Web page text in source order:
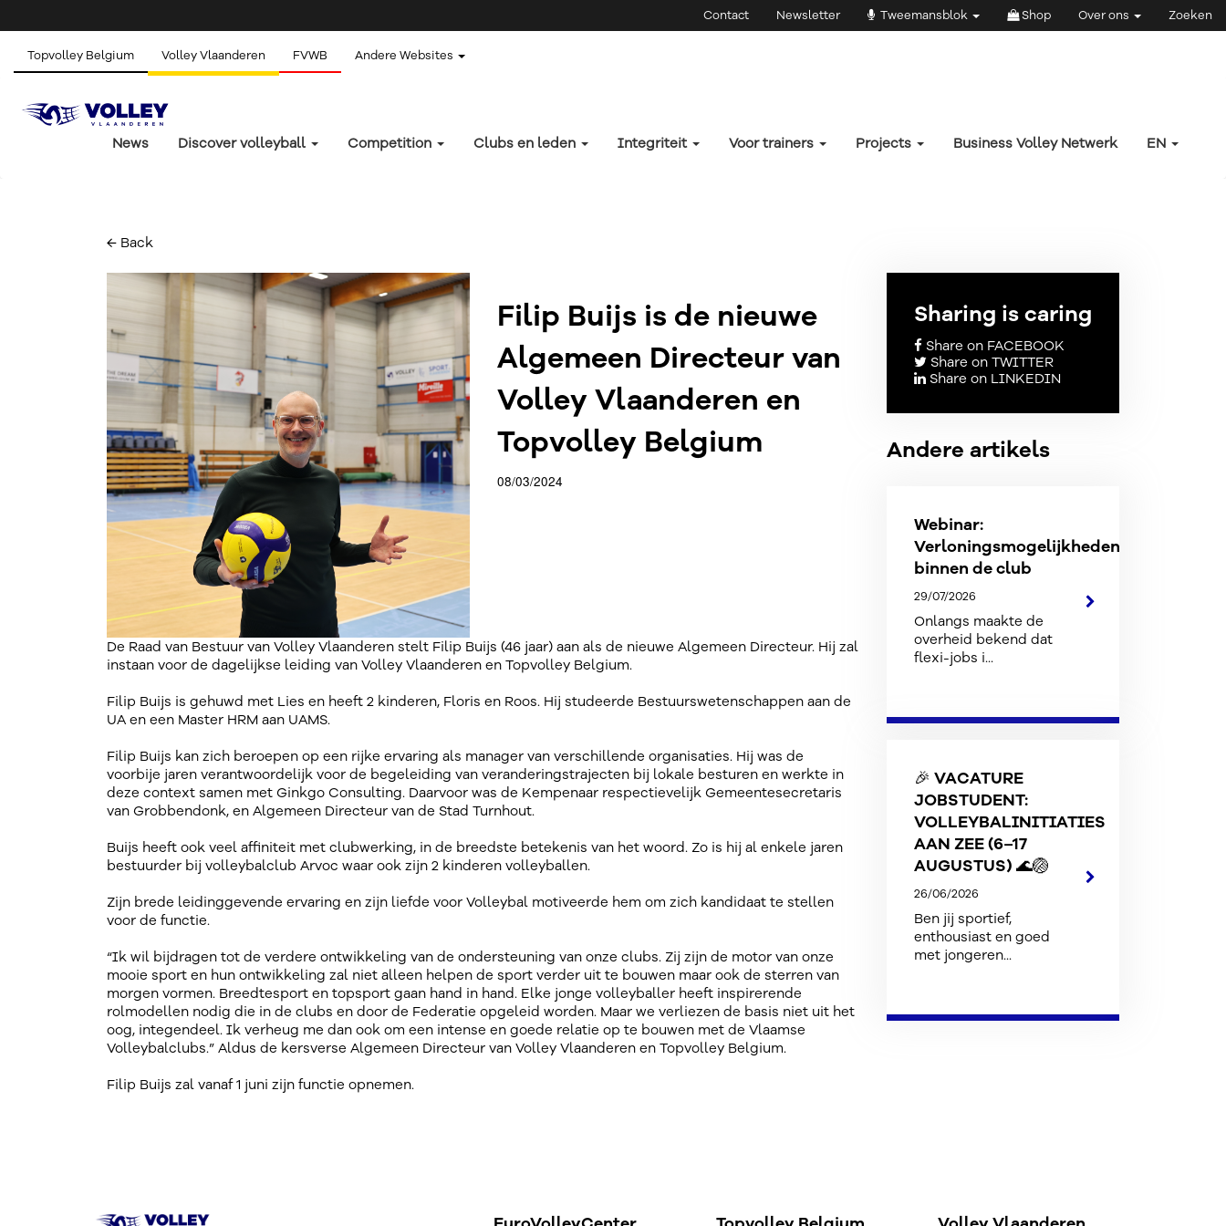
Contact Newsletter Tweemansblok Shop Over ons Zoeken
Topvolley Belgium Volley Vlaanderen FVWB Andere Websites
News Discover volleyball Competition Clubs en leden Integriteit Voor trainers Projects Business Volley Netwerk EN
← Back
Filip Buijs is de nieuwe
Algemeen Directeur van
Volley Vlaanderen en
Topvolley Belgium
08/03/2024
De Raad van Bestuur van Volley Vlaanderen stelt Filip Buijs (46 jaar) aan als de nieuwe Algemeen Directeur. Hij zal
instaan voor de dagelijkse leiding van Volley Vlaanderen en Topvolley Belgium.
Filip Buijs is gehuwd met Lies en heeft 2 kinderen, Floris en Roos. Hij studeerde Bestuurswetenschappen aan de
UA en een Master HRM aan UAMS.
Filip Buijs kan zich beroepen op een rijke ervaring als manager van verschillende organisaties. Hij was de
voorbije jaren verantwoordelijk voor de begeleiding van veranderingstrajecten bij lokale besturen en werkte in
deze context samen met Ginkgo Consulting. Daarvoor was de Kempenaar respectievelijk Gemeentesecretaris
van Grobbendonk, en Algemeen Directeur van de Stad Turnhout.
Buijs heeft ook veel affiniteit met clubwerking, in de breedste betekenis van het woord. Zo is hij al enkele jaren
bestuurder bij volleybalclub Arvoc waar ook zijn 2 kinderen volleyballen.
Zijn brede leidinggevende ervaring en zijn liefde voor Volleybal motiveerde hem om zich kandidaat te stellen
voor de functie.
“Ik wil bijdragen tot de verdere ontwikkeling van de ondersteuning van onze clubs. Zij zijn de motor van onze
mooie sport en hun ontwikkeling zal niet alleen helpen de sport verder uit te bouwen maar ook de sterren van
morgen vormen. Breedtesport en topsport gaan hand in hand. Elke jonge volleyballer heeft inspirerende
rolmodellen nodig die in de clubs en door de Federatie opgeleid worden. Maar we verliezen de basis niet uit het
oog, integendeel. Ik verheug me dan ook om een intense en goede relatie op te bouwen met de Vlaamse
Volleybalclubs.” Aldus de kersverse Algemeen Directeur van Volley Vlaanderen en Topvolley Belgium.
Filip Buijs zal vanaf 1 juni zijn functie opnemen.
Sharing is caring
Share on FACEBOOK
Share on TWITTER
Share on LINKEDIN
Andere artikels
Webinar:
Verloningsmogelijkheden
binnen de club
29/07/2026
Onlangs maakte de
overheid bekend dat
flexi-jobs i...
🎉 VACATURE
JOBSTUDENT:
VOLLEYBALINITIATIES
AAN ZEE (6–17
AUGUSTUS) 🌊🏐
26/06/2026
Ben jij sportief,
enthousiast en goed
met jongeren...